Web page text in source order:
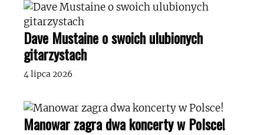
Dave Mustaine o swoich ulubionych
gitarzystach
4 lipca 2026
Manowar zagra dwa koncerty w Polsce!